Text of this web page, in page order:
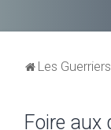
Les
Foire aux